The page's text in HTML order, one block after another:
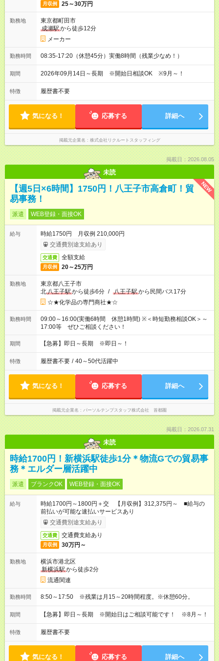
月収例 25～30万円
勤務地
東京都町田市
成瀬駅から徒歩12分
メーカー
勤務時間 08:35-17:20（休憩45分）実働8時間（残業少なめ！）
期間 2026年09月14日～長期 ※開始日相談OK ※9月～！
特徴 履歴書不要
気になる！ 応募する 詳細へ
掲載元企業名 株式会社リクルートスタッフィング
掲載日：2026.08.05
未読
NEW
【週5日×6時間】1750円！八王子市高倉町！貿
易事務！
派遣 WEB登録・面接OK
給与
時給1750円 月収例 210,000円
交通費別途支給あり
交通費 全額支給
月収例 20～25万円
勤務地
東京都八王子市
北八王子駅から徒歩6分 / 八王子駅から民間バス17分
☆★化学品の専門商社★☆
勤務時間
09:00～16:00(実働6時間 休憩1時間) ※＜時短勤務相談OK＞～
17:00等 ぜひご相談ください！
期間 【急募】即日～長期 ※即日～！
特徴 履歴書不要 / 40～50代活躍中
気になる！ 応募する 詳細へ
掲載元企業名 パーソルテンプスタッフ株式会社 首都圏
掲載日：2026.07.31
未読
時給1700円！新横浜駅徒歩1分＊物流Gでの貿易事
務＊エルダー層活躍中
派遣 ブランクOK WEB登録・面接OK
給与
時給1700円～1800円＋交 【月収例】312,375円～ ■給与の
前払いが可能な速払いサービスあり
交通費別途支給あり
交通費 交通費支給あり
月収例 30万円～
勤務地
横浜市港北区
新横浜駅から徒歩2分
流通関連
勤務時間 8:50～17:50 ※残業は月15～20時間程度。※休憩60分。
期間 【急募】即日～長期 ※開始日はご相談可能です！ ※8月～！
特徴 履歴書不要
気になる！ 応募する 詳細へ